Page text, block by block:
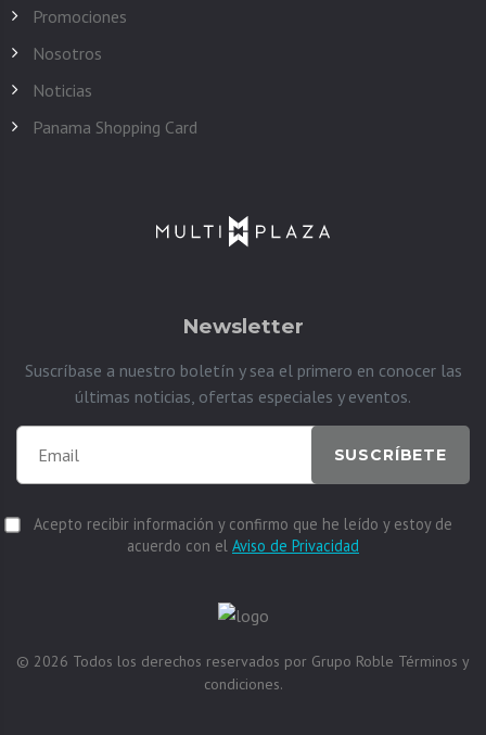
Promociones
Nosotros
Noticias
Panama Shopping Card
Newsletter
Suscríbase a nuestro boletín y sea el primero en conocer las
últimas noticias, ofertas especiales y eventos.
SUSCRÍBETE
Acepto recibir información y confirmo que he leído y estoy de
acuerdo con el Aviso de Privacidad
© 2026 Todos los derechos reservados por Grupo Roble Términos y
condiciones.